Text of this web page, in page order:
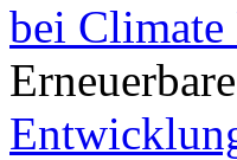
bei Climate